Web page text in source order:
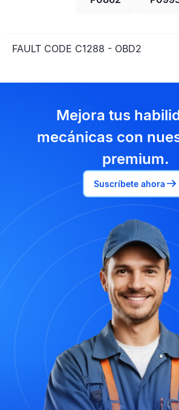
FAULT CODE C1288 - OBD2
Mejora tus
mecánicas con
premium.
Suscríbete ahora